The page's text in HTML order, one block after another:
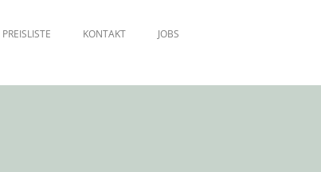
PREISLISTE KONTAKT JOBS